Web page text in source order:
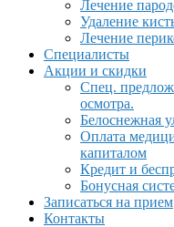
Лечение
Удаление
Лечение
Специалисты
Акции и скидки
Спец.
осмотра.
Белоснежная
Оплата
капиталом
Кредит и
Бонусная
Записаться на прием
Контакты